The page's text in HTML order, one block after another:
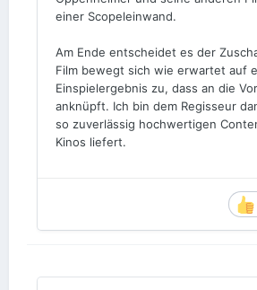
einer Scopeleinwand.
Am Ende entscheidet es der
Film bewegt sich wie erwartet auf
Einspielergebnis zu, dass an die
anknüpft. Ich bin dem Regisseur
so zuverlässig hochwertigen
Kinos liefert.